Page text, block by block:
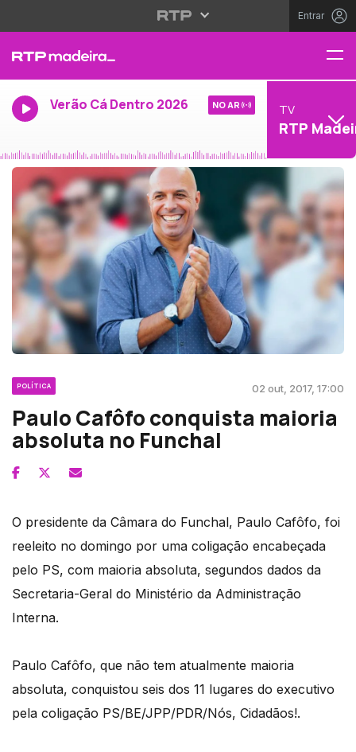
Entrar
Verão Cá Dentro 2026 NO AR TV
RTP
POLÍTICA 02 out, 2017, 17:00
Paulo Cafôfo conquista maioria
absoluta no Funchal
O presidente da Câmara do Funchal, Paulo Cafôfo, foi
reeleito no domingo por uma coligação encabeçada
pelo PS, com maioria absoluta, segundos dados da
Secretaria-Geral do Ministério da Administração
Interna.
Paulo Cafôfo, que não tem atualmente maioria
absoluta, conquistou seis dos 11 lugares do executivo
pela coligação PS/BE/JPP/PDR/Nós, Cidadãos!.